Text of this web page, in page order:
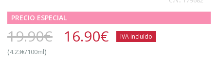
PRECIO ESPECIAL
19.90€ 16.90€ IVA incluído
(4.23€/100ml)